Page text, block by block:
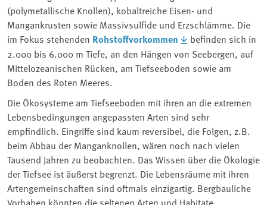
(polymetallische Knollen), kobaltreiche Eisen- und
Mangankrusten sowie Massivsulfide und Erzschlämme. Die
im Fokus stehenden Rohstoffvorkommen
befinden sich in
2.000 bis 6.000 m Tiefe, an den Hängen von Seebergen, auf
Mittelozeanischen Rücken, am Tiefseeboden sowie am
Boden des Roten Meeres.
Die Ökosysteme am Tiefseeboden mit ihren an die extremen
Lebensbedingungen angepassten Arten sind sehr
empfindlich. Eingriffe sind kaum reversibel, die Folgen, z.B.
beim Abbau der Manganknollen, wären noch nach vielen
Tausend Jahren zu beobachten. Das Wissen über die Ökologie
der Tiefsee ist äußerst begrenzt. Die Lebensräume mit ihren
Artengemeinschaften sind oftmals einzigartig. Bergbauliche
Vorhaben könnten die seltenen Arten und Habitate